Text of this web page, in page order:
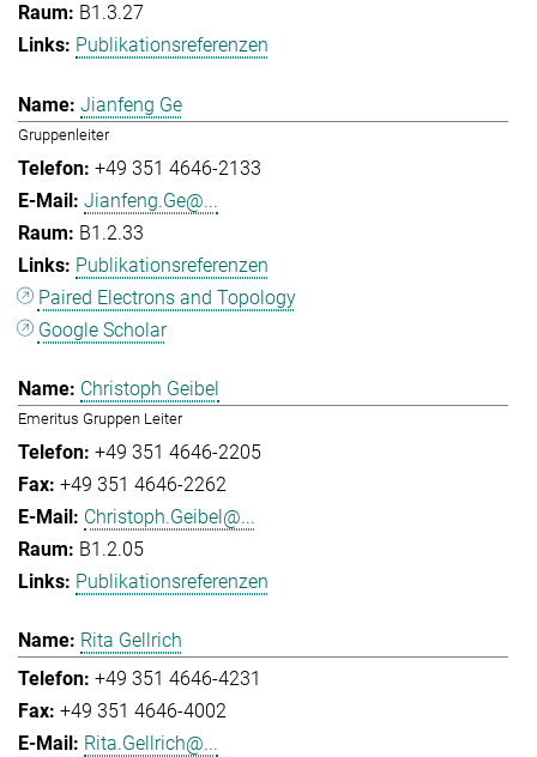
B1.3.27
Publikationsreferenzen
Jianfeng Ge
Gruppenleiter
+49 351 4646-2133
Jianfeng.Ge@...
B1.2.33
Publikationsreferenzen
Paired Electrons and Topology
Google Scholar
Christoph Geibel
Emeritus Gruppen Leiter
+49 351 4646-2205
+49 351 4646-2262
Christoph.Geibel@...
B1.2.05
Publikationsreferenzen
Rita Gellrich
+49 351 4646-4231
+49 351 4646-4002
Rita.Gellrich@...